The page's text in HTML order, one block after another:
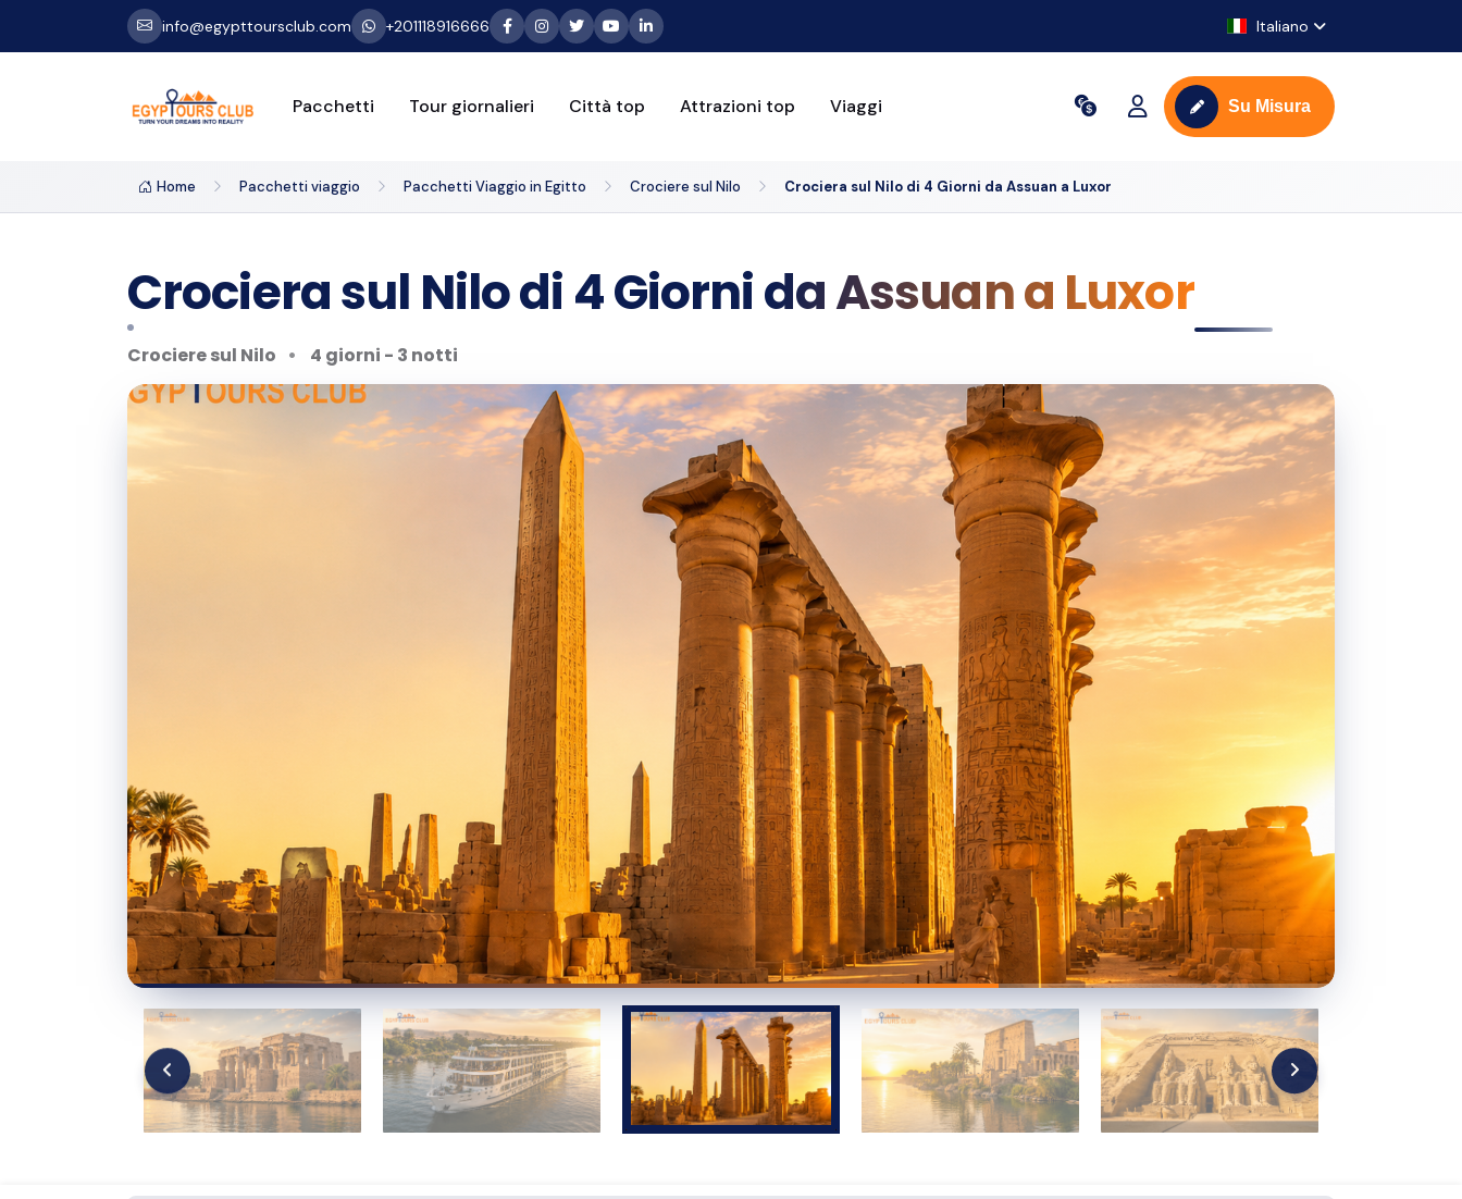
info@egypttoursclub.com +201118916666 Italiano
Pacchetti Tour giornalieri Città top Attrazioni top Viaggi Su Misura
Home Pacchetti viaggio Pacchetti Viaggio in Egitto Crociere sul Nilo Crociera sul Nilo di 4 Giorni da Assuan a Luxor
Crociera sul Nilo di 4 Giorni da Assuan a Luxor
Crociere sul Nilo 4 giorni - 3 notti